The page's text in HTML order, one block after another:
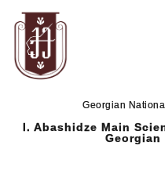
Georgian
I. Abashidze Main
Georgian